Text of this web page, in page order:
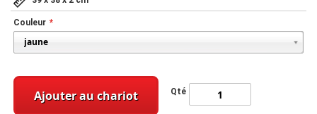
Couleur
Qté
Ajouter au chariot